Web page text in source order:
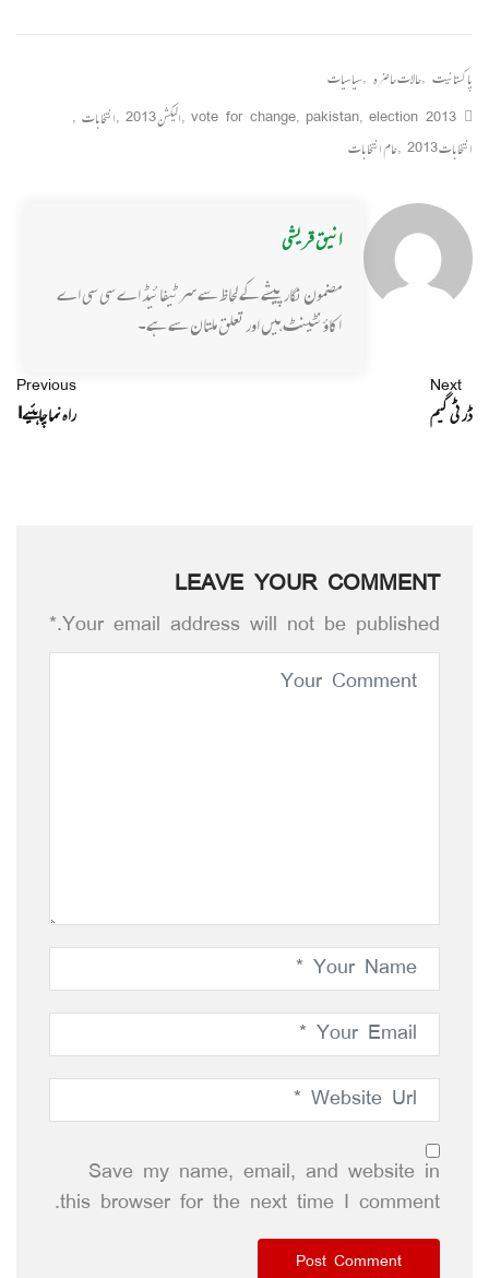
پاکستانیت ,حالات حاضرہ ,سیاسیات
election 2013
,
pakistan
,
vote for change
,الیکشن 2013 ,انتخابات ,
انتخابات 2013
,عام انتخابات
انیق قریشی
مضمون نگار پیشے کے لحاظ سے سرٹیفائیڈ اے سی سی اے
اکاؤنٹینٹ ہیں اور تعلق ملتان سے ہے۔
Previous
راہ نما چاہئیے!
Next
ڈرٹی گیم
LEAVE YOUR COMMENT
Your email address will not be published.*
Save my name, email, and website in
this browser for the next time I comment.